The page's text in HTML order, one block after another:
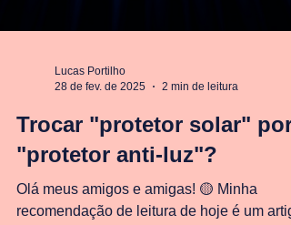
Lucas Portilho